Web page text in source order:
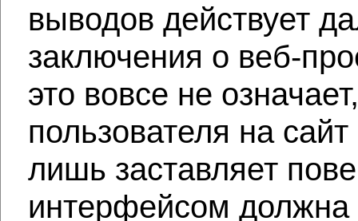
выводов действует
заключения о веб-
это вовсе не
пользователя на
лишь заставляет
интерфейсом должна